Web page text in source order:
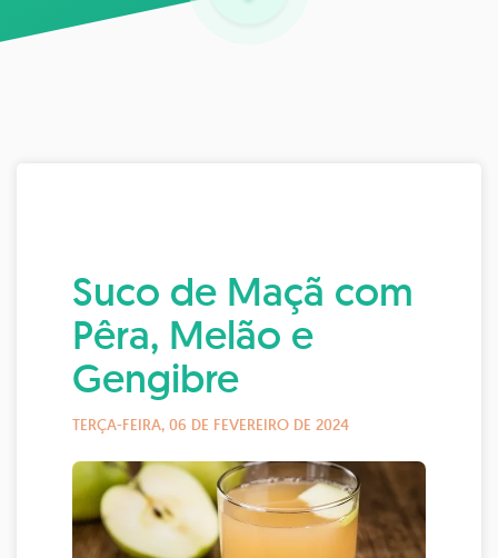
Suco de Maçã com
Pêra, Melão e
Gengibre
TERÇA-FEIRA, 06 DE FEVEREIRO DE 2024